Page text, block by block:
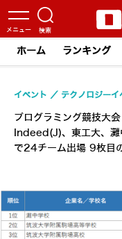
ホーム ランキング
プログラミング競技大
Indeed(J)、東工大、
で24チーム出場 9枚目
イベント テクノロジーイ